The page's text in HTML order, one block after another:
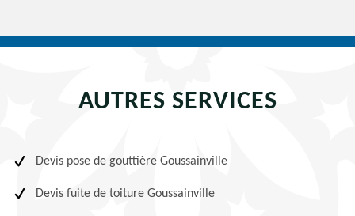
AUTRES SERVICES
Devis pose de gouttière Goussainville
Devis fuite de toiture Goussainville